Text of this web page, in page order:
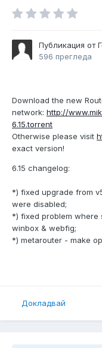
Публикация от
596 прегледа
Download the new
network: http://
6.15.torrent
Otherwise please visit
exact version!
6.15 changelog:
*) fixed upgrade from
were disabled;
*) fixed problem where
winbox & webfig;
*) metarouter - make
Докладвай